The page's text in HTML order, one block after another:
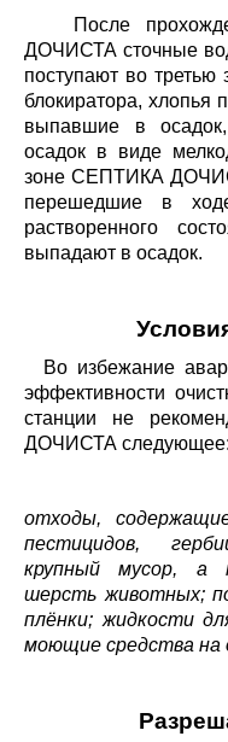
После
ДОЧИСТА сточные
поступают во третью
блокиратора, хлопья
выпавшие в
осадок в виде
зоне СЕПТИКА
перешедшие в
растворенного
выпадают в осадок.
Во избежание
эффективности
станции не
ДОЧИСТА следующее:
отходы,
пестицидов,
крупный мусор, а
шерсть животных;
плёнки; жидкости
моющие средства на